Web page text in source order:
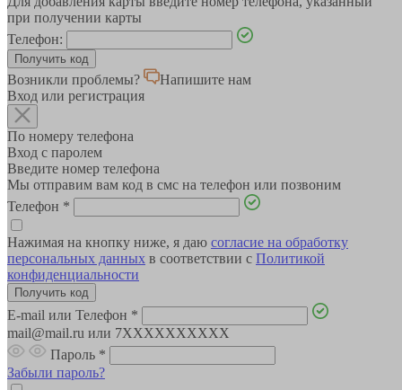
при получении карты
Телефон:
Возникли проблемы?
Напишите нам
Вход или регистрация
По номеру телефона
Вход с паролем
Введите номер телефона
Мы отправим вам код в смс на телефон или позвоним
Телефон *
Нажимая на кнопку ниже, я даю согласие на обработку
персональных данных в соответствии с Политикой
конфиденциальности
E-mail или Телефон *
mail@mail.ru или 7XXXXXXXXXX
Пароль *
Забыли пароль?